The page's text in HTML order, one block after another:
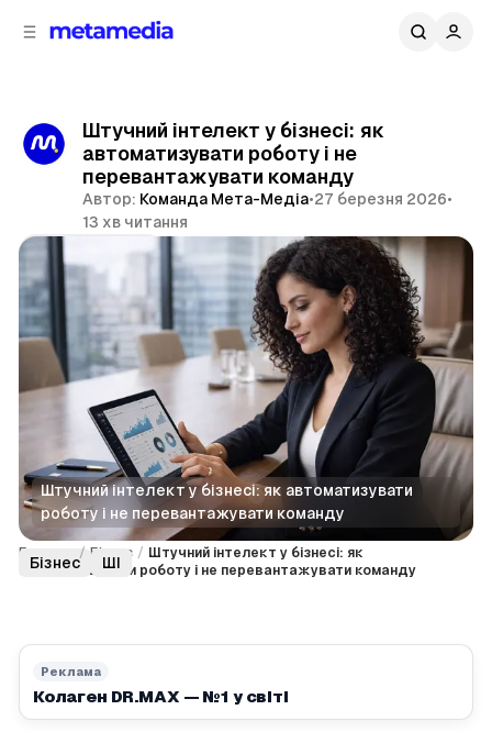
Штучний інтелект у бізнесі: як
автоматизувати роботу і не
перевантажувати команду
Автор: Команда Мета-Медіа•27 березня 2026•
13 хв читання
Поділитися
Штучний інтелект у бізнесі: як автоматизувати
роботу і не перевантажувати команду
Головна / Бізнес / Штучний інтелект у бізнесі: як
автоматизувати роботу і не перевантажувати команду
Реклама
Колаген DR.MAX — №1 у світі
Бізнес ШІ